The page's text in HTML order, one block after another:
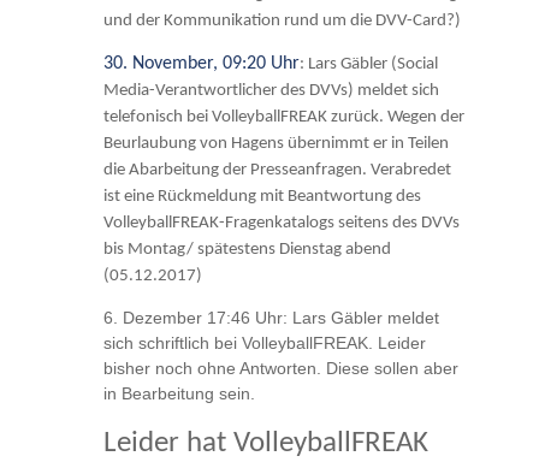
und der Kommunikation rund um die DVV-Card?)
30. November, 09:20 Uhr: Lars Gäbler (Social
Media-Verantwortlicher des DVVs) meldet sich
telefonisch bei VolleyballFREAK zurück. Wegen der
Beurlaubung von Hagens übernimmt er in Teilen
die Abarbeitung der Presseanfragen. Verabredet
ist eine Rückmeldung mit Beantwortung des
VolleyballFREAK-Fragenkatalogs seitens des DVVs
bis Montag/ spätestens Dienstag abend
(05.12.2017)
6. Dezember 17:46 Uhr: Lars Gäbler meldet
sich schriftlich bei VolleyballFREAK. Leider
bisher noch ohne Antworten. Diese sollen aber
in Bearbeitung sein.
Leider hat VolleyballFREAK